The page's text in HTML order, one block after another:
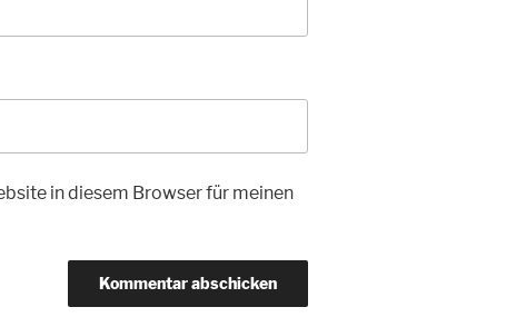
in diesem Browser für meinen